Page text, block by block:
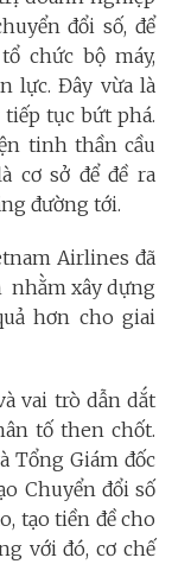
đổi số, để
chức bộ máy,
lực. Đây vừa là
tục bứt phá.
tinh thần cầu
cơ sở để đề ra
đường tới.
Airlines đã
nhằm xây dựng
hơn cho giai
vai trò dẫn dắt
tố then chốt.
Tổng Giám đốc
Chuyển đổi số
tạo tiền đề cho
với đó, cơ chế